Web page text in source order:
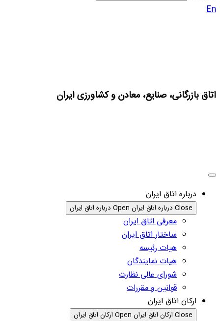
En
اتاق بازرگانی، صنایع، معادن و کشاورزی ایران
درباره اتاق ایران
Close درباره اتاق ایران Open درباره اتاق ایران
معرفی اتاق ایران
ساختار اتاق ایران
هیات رئیسه
هیات نمایندگان
شورای عالی نظارت
قوانین و مقررات
ارکان اتاق ایران
Close ارکان اتاق ایران Open ارکان اتاق ایران